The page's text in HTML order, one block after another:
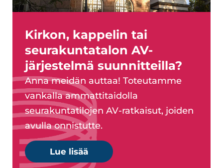
Kirkon, kappelin tai
seurakuntatalon AV-
järjestelmä suunnitteilla?
Anna meidän auttaa! Toteutamme
vankalla ammattitaidolla
seurakuntatilojen AV-ratkaisut, joiden
avulla onnistutte.
Lue lisää